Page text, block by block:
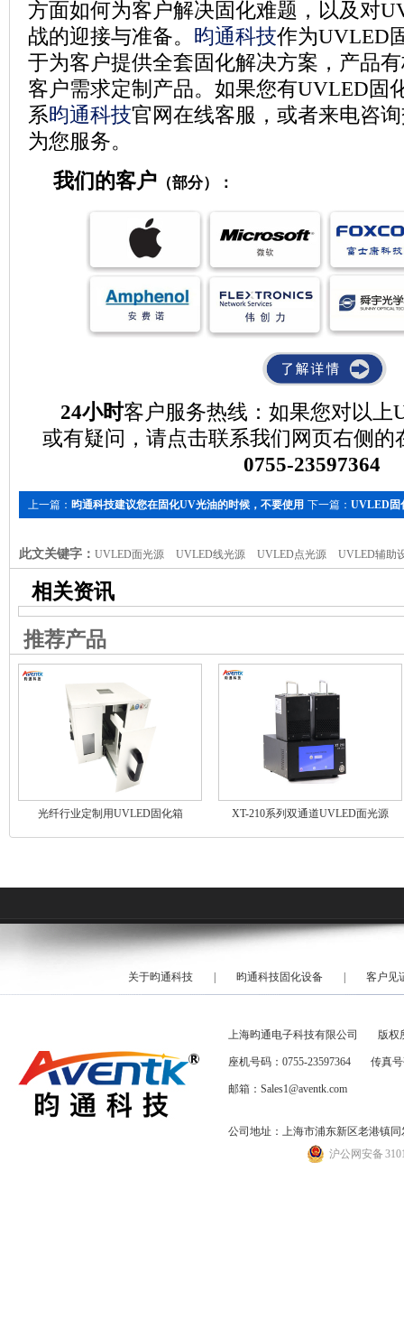
方面如何为客户解决固化难题，以及对
战的迎接与准备。 昀通科技作为UVLED
于为客户提供全套固化解决方案，产品
客户需求定制产品。如果您有UVLED固
系昀通科技官网在线客服，或者来电咨
为您服务。
我们的客户 （部分）：
24小时客户服务热线：如果您对以上
或有疑问，请点击联系我们网页右侧的
0755-23597364
下一篇： UVLED固
上一篇： 昀通科技建议您在固化UV光油的时候，不要使用
此文关键字： UVLED面光源 UVLED线光源 UVLED点光源 UVLED辅助
相关资讯
推荐产品
光纤行业定制用UVLED固化箱 XT-210系列双通道UVLED面光源
关于昀通科技 昀通科技固化设备 客户见
上海昀通电子科技有限公司 版权
座机号码：0755-23597364 传真号
邮箱：Sales1@aventk.com
公司地址：上海市浦东新区老港镇同
沪公网安备